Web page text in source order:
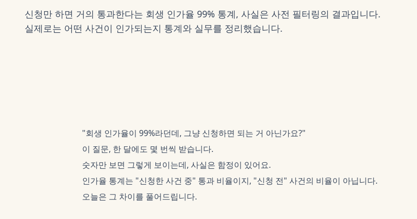
신청만 하면 거의 통과한다는 회생 인가율 99% 통계, 사실은 사전 필터링의 결과입니다.
실제로는 어떤 사건이 인가되는지 통계와 실무를 정리했습니다.
"회생 인가율이 99%라던데, 그냥 신청하면 되는 거 아닌가요?"
이 질문, 한 달에도 몇 번씩 받습니다.
숫자만 보면 그렇게 보이는데, 사실은 함정이 있어요.
인가율 통계는 "신청한 사건 중" 통과 비율이지, "신청 전" 사건의 비율이 아닙니다.
오늘은 그 차이를 풀어드립니다.